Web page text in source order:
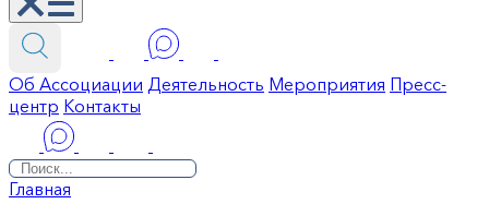
Об Ассоциации Деятельность Мероприятия Пресс-
центр Контакты
Главная